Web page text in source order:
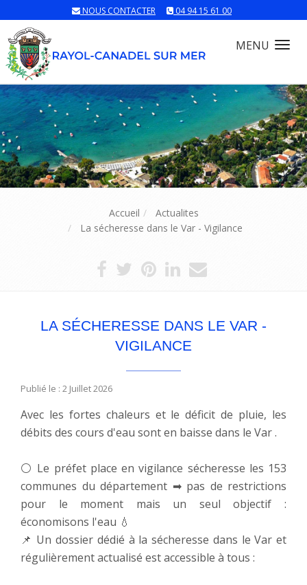
NOUS CONTACTER 04 94 15 61 00
MENU
Accueil
Actualites
La sécheresse dans le Var - Vigilance
LA SÉCHERESSE DANS LE VAR -
VIGILANCE
Publié le : 2 Juillet 2026
Avec les fortes chaleurs et le déficit de pluie, les
débits des cours d'eau sont en baisse dans le Var .
⚪ Le préfet place en vigilance sécheresse les 153
communes du département ➡ pas de restrictions
pour le moment mais un seul objectif :
économisons l'eau 💧
📌 Un dossier dédié à la sécheresse dans le Var et
régulièrement actualisé est accessible à tous :